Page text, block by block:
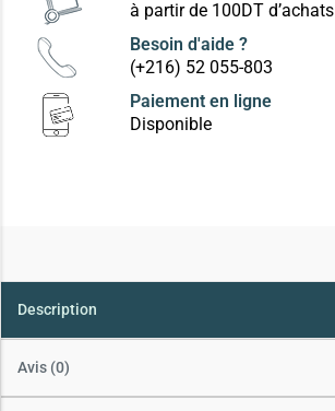
à partir de 100DT d’achats
Besoin d'aide ?
(+216) 52 055-803
Paiement en ligne
Disponible
Description
Avis (0)